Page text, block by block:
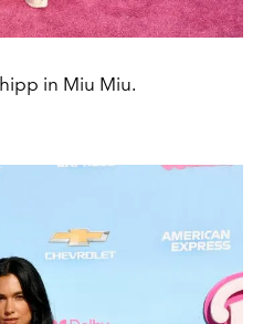
in Miu Miu.